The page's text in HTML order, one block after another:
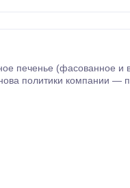
(фасованное и